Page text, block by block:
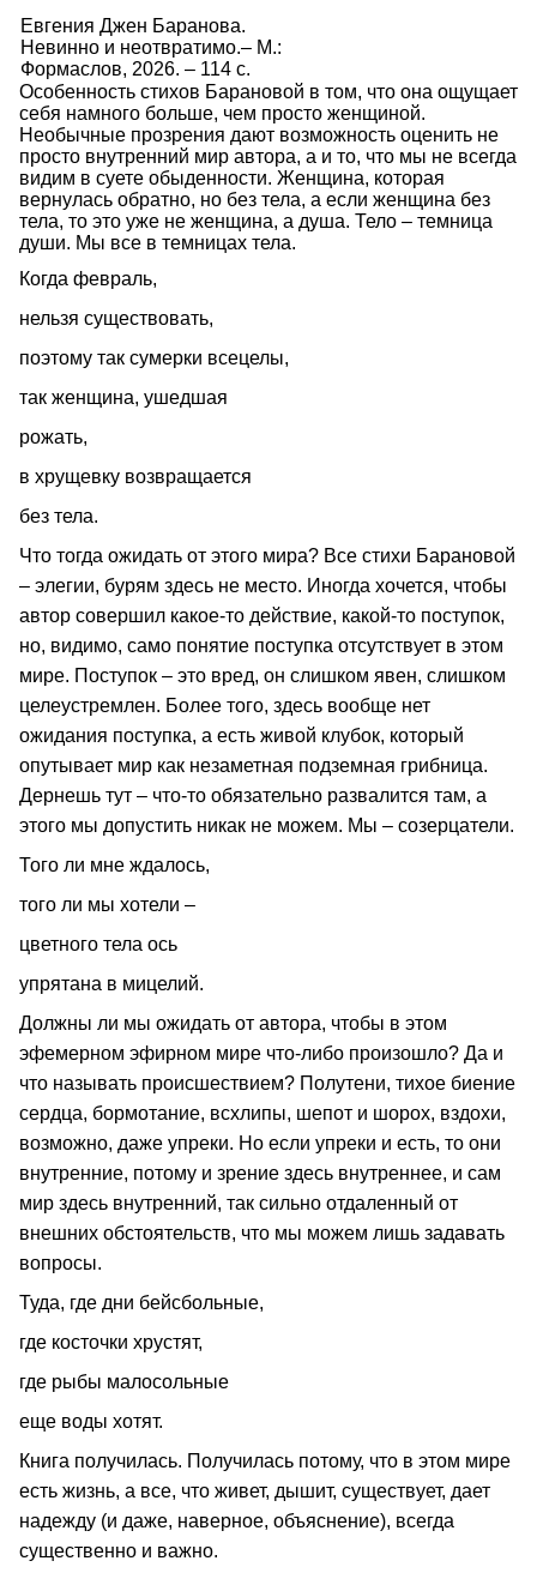
Евгения Джен Баранова.
Невинно и неотвратимо.– М.:
Формаслов, 2026. – 114 c.
Особенность стихов Барановой в том, что она ощущает
себя намного больше, чем просто женщиной.
Необычные прозрения дают возможность оценить не
просто внутренний мир автора, а и то, что мы не всегда
видим в суете обыденности. Женщина, которая
вернулась обратно, но без тела, а если женщина без
тела, то это уже не женщина, а душа. Тело – темница
души. Мы все в темницах тела.
Когда февраль,
нельзя существовать,
поэтому так сумерки всецелы,
так женщина, ушедшая
рожать,
в хрущевку возвращается
без тела.
Что тогда ожидать от этого мира? Все стихи Барановой
– элегии, бурям здесь не место. Иногда хочется, чтобы
автор совершил какое-то действие, какой-то поступок,
но, видимо, само понятие поступка отсутствует в этом
мире. Поступок – это вред, он слишком явен, слишком
целеустремлен. Более того, здесь вообще нет
ожидания поступка, а есть живой клубок, который
опутывает мир как незаметная подземная грибница.
Дернешь тут – что-то обязательно развалится там, а
этого мы допустить никак не можем. Мы – созерцатели.
Того ли мне ждалось,
того ли мы хотели –
цветного тела ось
упрятана в мицелий.
Должны ли мы ожидать от автора, чтобы в этом
эфемерном эфирном мире что-либо произошло? Да и
что называть происшествием? Полутени, тихое биение
сердца, бормотание, всхлипы, шепот и шорох, вздохи,
возможно, даже упреки. Но если упреки и есть, то они
внутренние, потому и зрение здесь внутреннее, и сам
мир здесь внутренний, так сильно отдаленный от
внешних обстоятельств, что мы можем лишь задавать
вопросы.
Туда, где дни бейсбольные,
где косточки хрустят,
где рыбы малосольные
еще воды хотят.
Книга получилась. Получилась потому, что в этом мире
есть жизнь, а все, что живет, дышит, существует, дает
надежду (и даже, наверное, объяснение), всегда
существенно и важно.